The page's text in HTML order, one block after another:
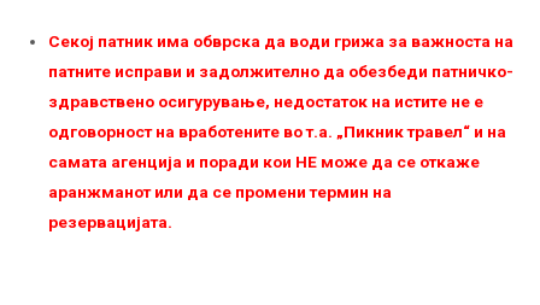
Секој патник има обврска да води грижа за важноста на
патните исправи и задолжително да обезбеди патничко-
здравствено осигурување, недостаток на истите не е
одговорност на вработените во т.а. „Пикник травел“ и на
самата агенција и поради кои НЕ можe да се откаже
аранжманот или да се промени термин на
резервацијата.